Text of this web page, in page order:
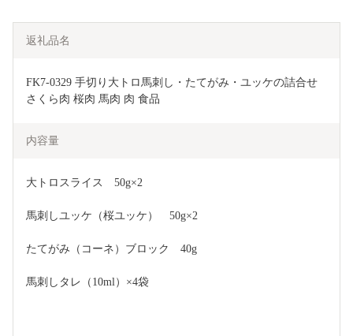
返礼品名
FK7-0329 手切り大トロ馬刺し・たてがみ・ユッケの詰合せ
さくら肉 桜肉 馬肉 肉 食品
内容量
大トロスライス　50g×2
馬刺しユッケ（桜ユッケ）　50g×2
たてがみ（コーネ）ブロック　40g
馬刺しタレ（10ml）×4袋